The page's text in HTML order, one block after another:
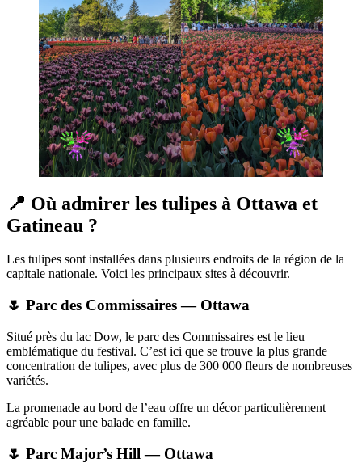
📍 Où admirer les tulipes à Ottawa et
Gatineau ?
Les tulipes sont installées dans plusieurs endroits de la région de la
capitale nationale. Voici les principaux sites à découvrir.
🌷 Parc des Commissaires — Ottawa
Situé près du lac Dow, le parc des Commissaires est le lieu
emblématique du festival. C’est ici que se trouve la plus grande
concentration de tulipes, avec plus de 300 000 fleurs de nombreuses
variétés.
La promenade au bord de l’eau offre un décor particulièrement
agréable pour une balade en famille.
🌷 Parc Major’s Hill — Ottawa